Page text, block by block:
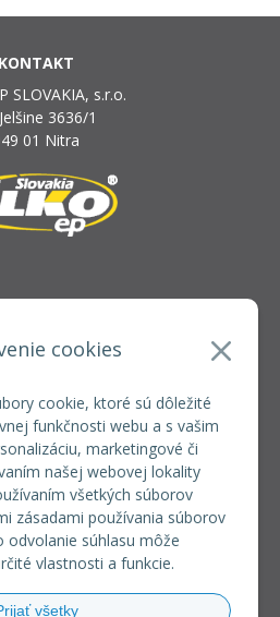
cookies
cookie, ktoré sú dôležité
funkčnosti webu a s vašim
marketingové či
našej webovej lokality
všetkých súborov
zásadami používania súborov
odvolanie súhlasu môže
vlastnosti a funkcie.
všetky
KONTAKT
SLOVAKIA, s.r.o.
3636/1
01 Nitra
37 6586 731
O NÁKUPE
VEĽKOOBCHOD
odsúpenie od zmluvy
a platba
podmienky
poriadok
súborov cookies